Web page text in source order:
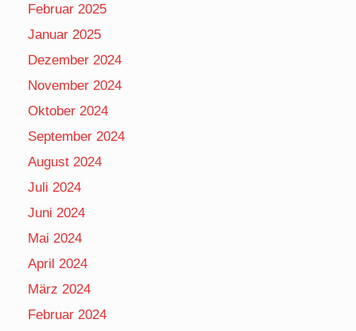
Februar 2025
Januar 2025
Dezember 2024
November 2024
Oktober 2024
September 2024
August 2024
Juli 2024
Juni 2024
Mai 2024
April 2024
März 2024
Februar 2024